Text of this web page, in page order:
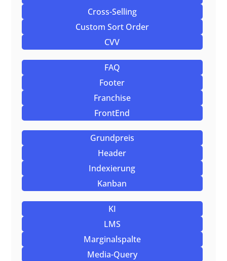
Cross-Selling
Custom Sort Order
CVV
FAQ
Footer
Franchise
FrontEnd
Grundpreis
Header
Indexierung
Kanban
KI
LMS
Marginalspalte
Media-Query